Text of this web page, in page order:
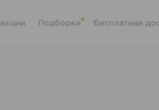
акции Подборки Бесплатная